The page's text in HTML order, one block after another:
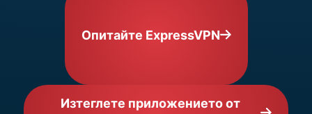
Опитайте ExpressVPN
Изтеглете приложението от